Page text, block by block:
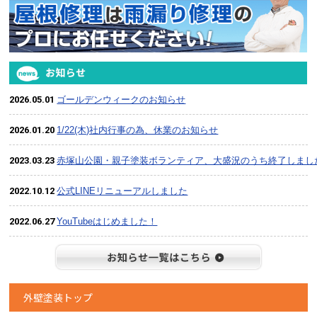
2026.05.01 ゴールデンウィークのお知らせ
2026.01.20 1/22(木)社内行事の為、休業のお知らせ
2023.03.23赤塚山公園・親子塗装ボランティア、大盛況のうち終了しまし
2022.10.12公式LINEリニューアルしました
2022.06.27YouTubeはじめました！
外壁塗装トップ